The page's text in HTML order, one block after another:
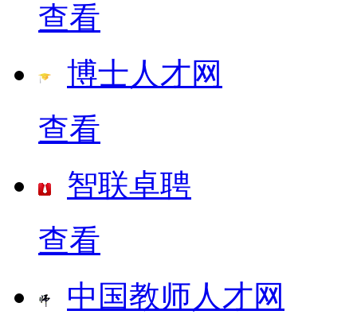
查看
博士人才网
查看
智联卓聘
查看
中国教师人才网